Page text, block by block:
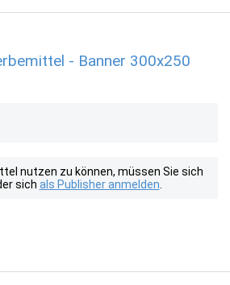
- Banner 300x250
nutzen zu können, müssen Sie sich
sich als Publisher anmelden